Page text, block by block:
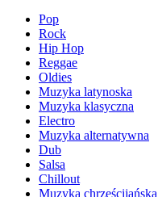
Pop
Rock
Hip Hop
Reggae
Oldies
Muzyka latynoska
Muzyka klasyczna
Electro
Muzyka alternatywna
Dub
Salsa
Chillout
Muzyka chrześcijańska